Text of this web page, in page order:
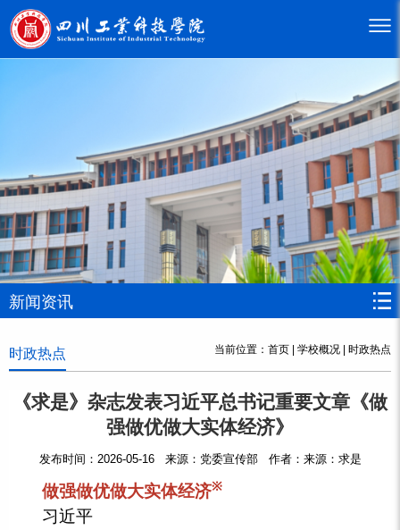
新闻资讯
时政热点 当前位置： 首页 | 学校概况 | 时政热点
《求是》杂志发表习近平总书记重要文章《做
强做优做大实体经济》
发布时间：2026-05-16 来源：党委宣传部 作者：来源：求是
做强做优做大实体经济※
习近平